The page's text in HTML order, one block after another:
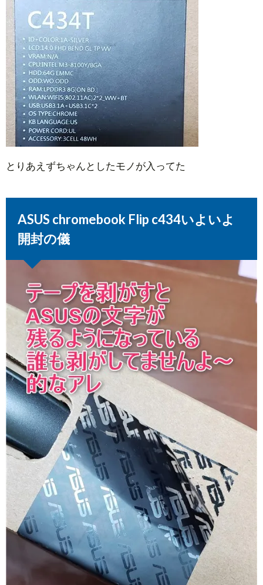
とりあえずちゃんとしたモノが入ってた
ASUS chromebook Flip c434いよいよ
開封の儀